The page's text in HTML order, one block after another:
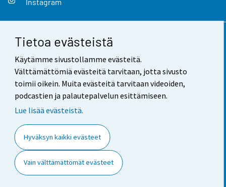
Tietoa evästeistä
Käytämme sivustollamme evästeitä.
Välttämättömiä evästeitä tarvitaan, jotta sivusto
toimii oikein. Muita evästeitä tarvitaan videoiden,
podcastien ja palautepalvelun esittämiseen.
Lue lisää evästeistä.
Hyväksyn kaikki evästeet
Vain välttämättömät evästeet
Yhteystiedot
Palaute
Käyttöehdot
Saavutettavuus
Tietoa sivustosta
Evästeasetukset